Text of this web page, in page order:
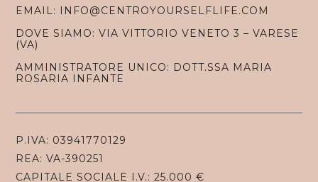
EMAIL: INFO@CENTROYOURSELFLIFE.COM
DOVE SIAMO: VIA VITTORIO VENETO 3 – VARESE
(VA)
AMMINISTRATORE UNICO: DOTT.SSA MARIA
ROSARIA INFANTE
P.IVA: 03941770129
REA: VA-390251
CAPITALE SOCIALE I.V.: 25.000 €